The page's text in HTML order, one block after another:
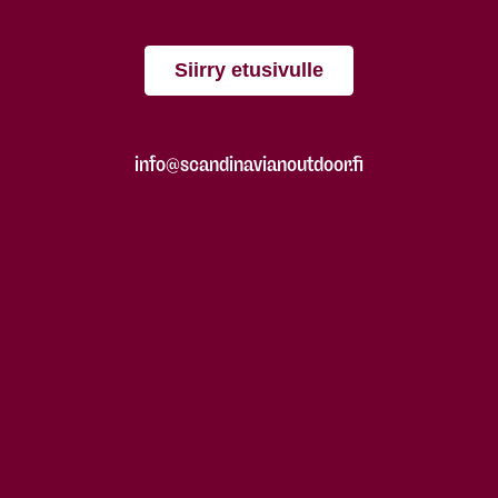
Siirry etusivulle
info@scandinavianoutdoor.fi